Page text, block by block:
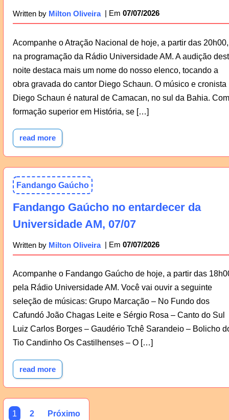
Written by Milton Oliveira 07/07/2026
Acompanhe o Atração Nacional de hoje, a partir das 20h00,
na programação da Rádio Universidade AM. A audição
noite destaca mais um nome do nosso elenco, tocando a
obra gravada do cantor Diego Schaun. O músico e cronista
Diego Schaun é natural de Camacan, no sul da Bahia. Com
formação superior em História, se […]
read more
Fandango Gaúcho
Fandango Gaúcho no entardecer da
Universidade AM, 07/07
Written by Milton Oliveira 07/07/2026
Acompanhe o Fandango Gaúcho de hoje, a partir das
pela Rádio Universidade AM. Você vai ouvir a seguinte
seleção de músicas: Grupo Marcação – No Fundo dos
Cafundó João Chagas Leite e Sérgio Rosa – Canto do Sul
Luiz Carlos Borges – Gaudério Tchê Sarandeio – Bolicho
Tio Candinho Os Castilhenses – O […]
read more
1 2 Próximo